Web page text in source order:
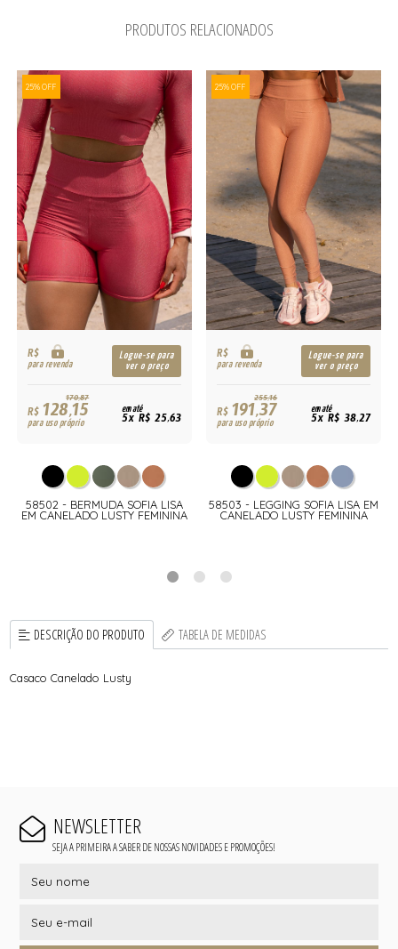
PRODUTOS RELACIONADOS
25% OFF
R$
para revenda
Logue-se para
ver o preço
170,87
R$128,15
para uso próprio
em até
5x R$ 25,63
58502 - BERMUDA SOFIA LISA
EM CANELADO LUSTY FEMININA
25% OFF
R$
para revenda
Logue-se para
ver o preço
255,16
R$191,37
para uso próprio
em até
5x R$ 38,27
58503 - LEGGING SOFIA LISA EM
CANELADO LUSTY FEMININA
DESCRIÇÃO DO PRODUTO TABELA DE MEDIDAS
Casaco Canelado Lusty
NEWSLETTER
SEJA A PRIMEIRA A SABER DE NOSSAS NOVIDADES E PROMOÇÕES!